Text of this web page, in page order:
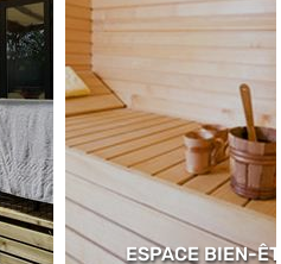
ESPACE BIEN-